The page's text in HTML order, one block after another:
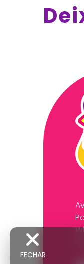
FECHAR